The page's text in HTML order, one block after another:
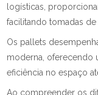
logísticas,
facilitando tomadas
Os pallets
moderna, oferecendo
eficiência no espaço
Ao compreender os